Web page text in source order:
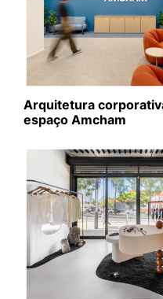
Arquitetura
espaço Amcham